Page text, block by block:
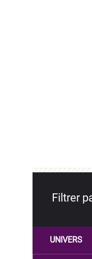
Filtrer
UNIVERS